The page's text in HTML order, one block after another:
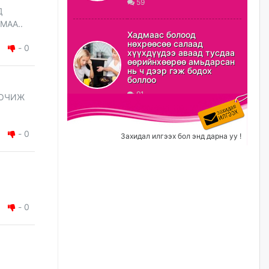
- 0
- 0
- 0
ХЗДХ-ын сайд С.Амарсайхан:
Авлигаар авсан хөрөнгийг
хурааж, нийгмийн сайн
сайхны хөгжилд зориулах
бөгөөд үүнийг хэд хэдэн эрх
бүхий байгууллагаас санал авна
өчигдѳр
Шатахууныг олдож байгаа
газраас нь л авч байна. Үнэ
тарифаас илүү хангамж дээр
анхаарч байна
59
Хадмаас болоод
нөхрөөсөө салаад
хүүхдүүдээ аваад тусдаа
өөрийнхөөрөө амьдарсан
нь ч дээр гэж бодох
боллоо
91
Захидал илгээх бол энд дарна уу !